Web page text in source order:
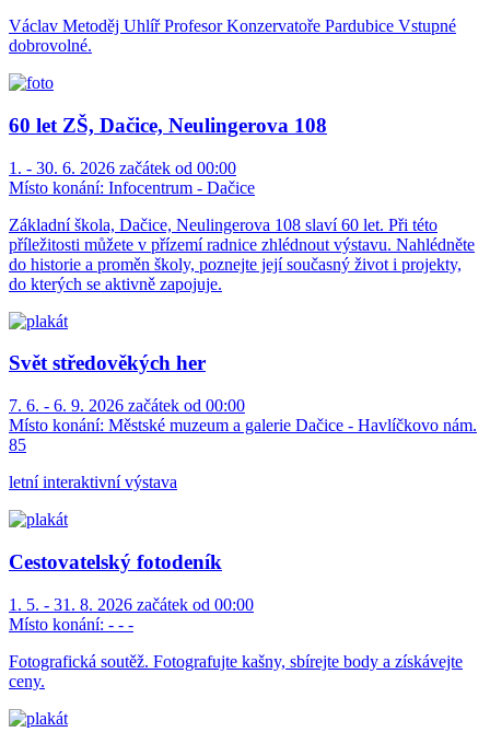
Václav Metoděj Uhlíř Profesor Konzervatoře Pardubice Vstupné
dobrovolné.
60 let ZŠ, Dačice, Neulingerova 108
1. - 30. 6. 2026 začátek od 00:00
Místo konání: Infocentrum - Dačice
Základní škola, Dačice, Neulingerova 108 slaví 60 let. Při této
příležitosti můžete v přízemí radnice zhlédnout výstavu. Nahlédněte
do historie a proměn školy, poznejte její současný život i projekty,
do kterých se aktivně zapojuje.
Svět středověkých her
7. 6. - 6. 9. 2026 začátek od 00:00
Místo konání: Městské muzeum a galerie Dačice - Havlíčkovo nám.
85
letní interaktivní výstava
Cestovatelský fotodeník
1. 5. - 31. 8. 2026 začátek od 00:00
Místo konání: - - -
Fotografická soutěž. Fotografujte kašny, sbírejte body a získávejte
ceny.